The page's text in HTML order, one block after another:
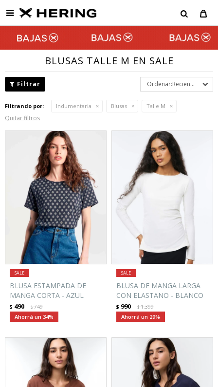

BLUSAS TALLE M EN SALE
Recientes
Filtrando por: Indumentaria Blusas Talle M
Quitar filtros
BLUSA ESTAMPADA DE
MANGA CORTA - AZUL
$ 490 $749
34
BLUSA DE MANGA LARGA
CON ELASTANO - BLANCO
$ 990 $1.399
29